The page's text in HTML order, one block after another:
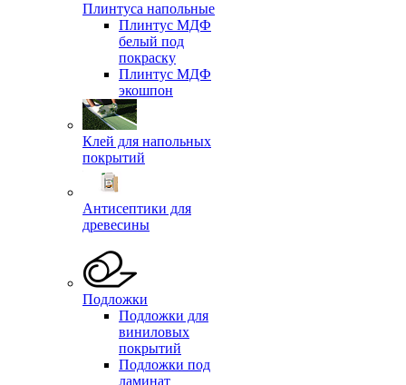
Плинтуса напольные
Плинтус МДФ
белый под
покраску
Плинтус МДФ
экошпон
Клей для напольных
покрытий
Антисептики для
древесины
Подложки
Подложки для
виниловых
покрытий
Подложки под
ламинат